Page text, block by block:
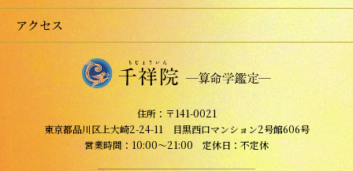
アクセス
住所：〒141-0021
東京都品川区上大崎2-24-11 目黒西口マンション2号館606号
営業時間：10:00～21:00 定休日：不定休